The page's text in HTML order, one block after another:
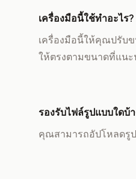
เครื่องมือนี้ใช้ทำอะไร?
เครื่องมือนี้ให้คุณปรับ
ให้ตรงตามขนาดที่แน
รองรับไฟล์รูปแบบใดบ้
คุณสามารถอัปโหลดรูป